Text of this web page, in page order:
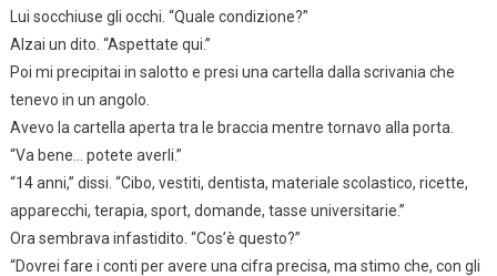
Lui socchiuse gli occhi. “Quale condizione?”
Alzai un dito. “Aspettate qui.”
Poi mi precipitai in salotto e presi una cartella dalla scrivania che
tenevo in un angolo.
Avevo la cartella aperta tra le braccia mentre tornavo alla porta.
“Va bene… potete averli.”
“14 anni,” dissi. “Cibo, vestiti, dentista, materiale scolastico, ricette,
apparecchi, terapia, sport, domande, tasse universitarie.”
Ora sembrava infastidito. “Cos’è questo?”
“Dovrei fare i conti per avere una cifra precisa, ma stimo che, con gli